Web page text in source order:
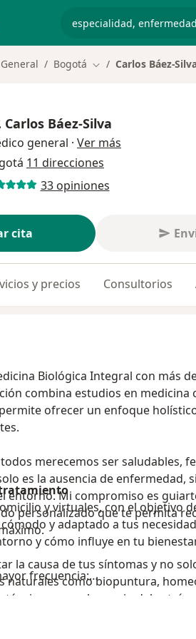
Bogotá Cambiar de ciudad
Carlos Báez-
Carlos Báez-Silva
general · Ver más
11 direcciones
33 opiniones
cita
y precios Consultorios
Biológica Integral con más
combina estudios en medicina
ofrecer un enfoque
merecemos ser saludables,
es la ausencia de enfermedad,
entorno. Mi compromiso es
personalizado que te permita
la causa de tus síntomas y no
naturales como biopuntura,
para el manejo del estrés
y virtuales, con el objetivo
y adaptado a tus
y cómo influye en tu
frecuencia:
inmunológico